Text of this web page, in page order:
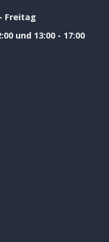
Freitag
und 13:00 - 17:00